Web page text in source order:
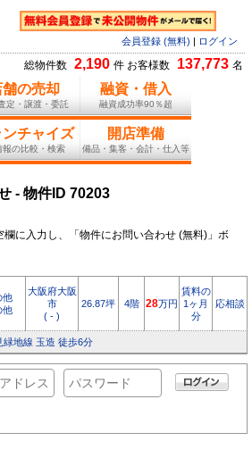
会員登録 (無料) ログイン
総物件数 2,190 件 お客様数 137,773 名
舗の売却
定・譲渡・委託
融資・借入
融資成功率90％超
ンチャイズ
報の比較・検索
開店準備
備品・集客・会計・仕入等
- 物件ID 70203
に入力し、「物件にお問い合わせ (無料)」ボ
他
他
大阪府大阪
市
( - )
26.87坪 4階 28万円
賃料の
1ヶ月
分
応相談
地線 玉造 徒歩6分